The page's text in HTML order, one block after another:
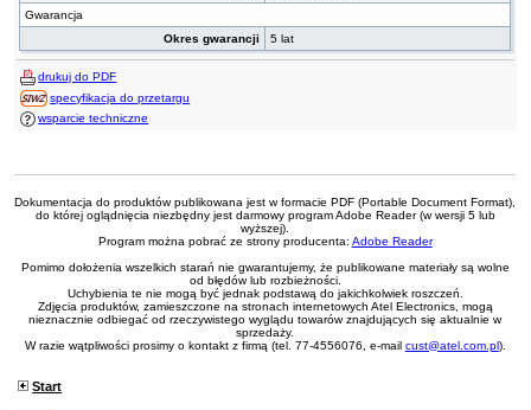
Gwarancja
Okres gwarancji
5 lat
drukuj do PDF
specyfikacja do przetargu
wsparcie techniczne
Dokumentacja do produktów publikowana jest w formacie PDF (Portable Document Format),
do której oglądnięcia niezbędny jest darmowy program Adobe Reader (w wersji 5 lub
wyższej).
Program można pobrać ze strony producenta: Adobe Reader
Pomimo dołożenia wszelkich starań nie gwarantujemy, że publikowane materiały są wolne
od błędów lub rozbieżności.
Uchybienia te nie mogą być jednak podstawą do jakichkolwiek roszczeń.
Zdjęcia produktów, zamieszczone na stronach internetowych Atel Electronics, mogą
nieznacznie odbiegać od rzeczywistego wyglądu towarów znajdujących się aktualnie w
sprzedaży.
W razie wątpliwości prosimy o kontakt z firmą (tel. 77-4556076, e-mail cust@atel.com.pl).
Start